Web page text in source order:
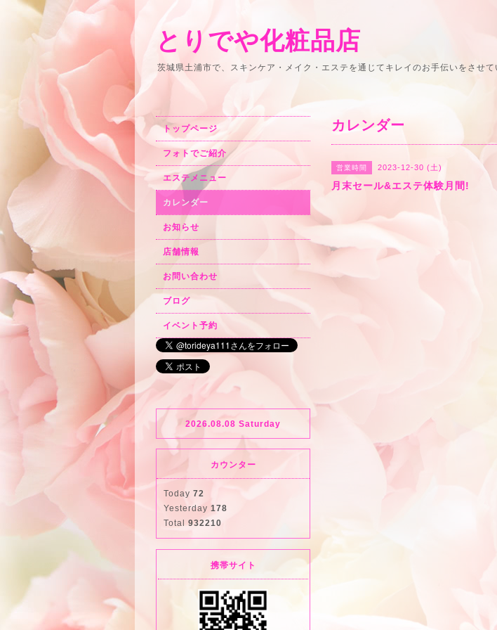
とりでや化粧品店
茨城県土浦市で、スキンケア・メイク・エステを通じてキレイのお手伝いをさせて
カレンダー
営業時間 2023-12-30 (土)
月末セール&エステ体験月間!
トップページ
フォトでご紹介
エステメニュー
カレンダー
お知らせ
店舗情報
お問い合わせ
ブログ
イベント予約
2026.08.08 Saturday
カウンター
Today 72
Yesterday 178
Total 932210
携帯サイト